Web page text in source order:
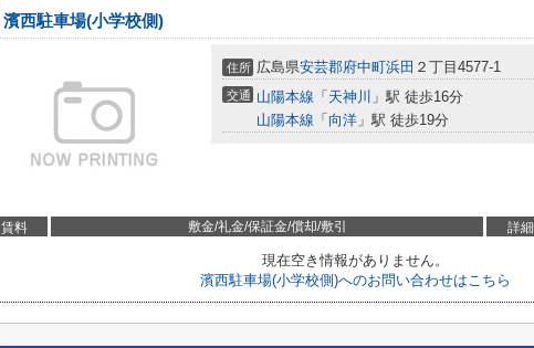
濱西駐車場(小学校側)
住所 広島県安芸郡府中町浜田 ２丁目4577-1
交通 山陽本線 「 天神川 」駅 徒歩16分
山陽本線 「 向洋 」駅 徒歩19分
賃料 敷金/礼金/保証金/償却/敷引 詳細
現在空き情報がありません。
濱西駐車場(小学校側)へのお問い合わせはこちら